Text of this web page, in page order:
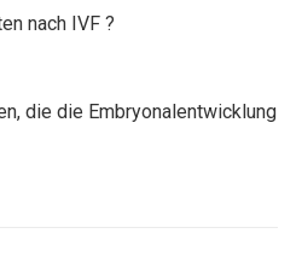
nach IVF ?
die die Embryonalentwicklung